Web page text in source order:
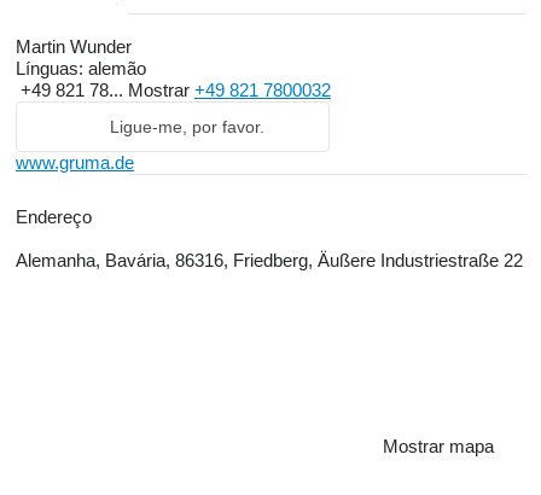
Martin Wunder
Línguas: alemão
+49 821 78... Mostrar +49 821 7800032
Ligue-me, por favor.
www.gruma.de
Endereço
Alemanha, Bavária, 86316, Friedberg, Äußere Industriestraße 22
Mostrar mapa